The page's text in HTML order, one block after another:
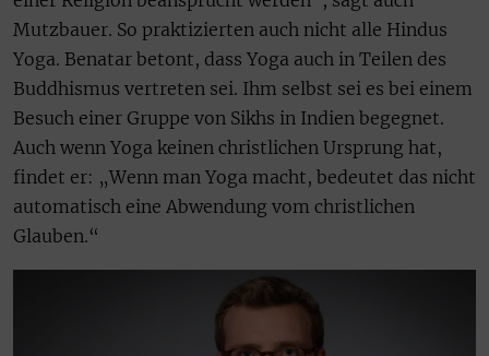
Mutzbauer. So praktizierten auch nicht alle Hindus
Yoga. Benatar betont, dass Yoga auch in Teilen des
Buddhismus vertreten sei. Ihm selbst sei es bei einem
Besuch einer Gruppe von Sikhs in Indien begegnet.
Auch wenn Yoga keinen christlichen Ursprung hat,
findet er: „Wenn man Yoga macht, bedeutet das nicht
automatisch eine Abwendung vom christlichen
Glauben.“